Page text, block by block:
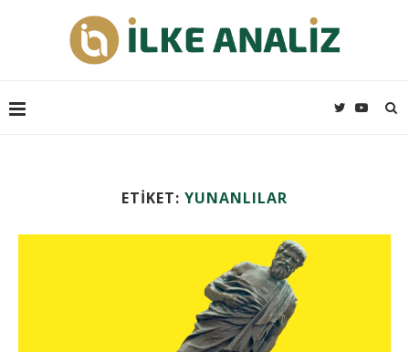
ETIKET: YUNANLILAR